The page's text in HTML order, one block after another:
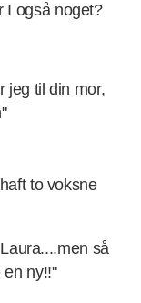
I også noget?
jeg til din mor,
to voksne
så
en ny!!"